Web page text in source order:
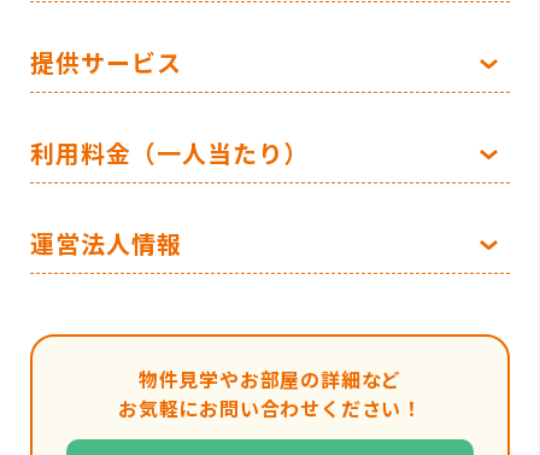
提供サービス
利用料金（一人当たり）
運営法人情報
物件見学やお部屋の詳細など
お気軽にお問い合わせください！